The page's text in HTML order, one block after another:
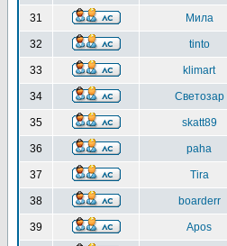
31 Мила
32 tinto
33 klimart
34 Светозар
35 skatt89
36 paha
37 Tira
38 boarderr
39 Apos